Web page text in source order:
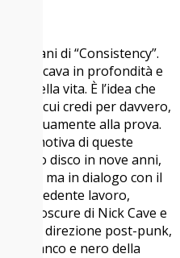
brani di “Consistency”.
scava in profondità e
della vita. È l’idea che
in cui credi per davvero,
continuamente alla prova.
emotiva di queste
al terzo disco in nove anni,
ma in dialogo con il
precedente lavoro,
oscure di Nick Cave e
in direzione post-punk,
in bianco e nero della